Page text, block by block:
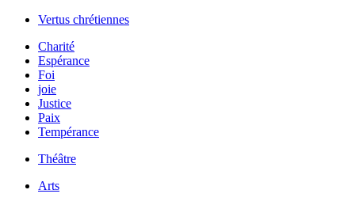
Vertus chrétiennes
Charité
Espérance
Foi
joie
Justice
Paix
Tempérance
Théâtre
Arts